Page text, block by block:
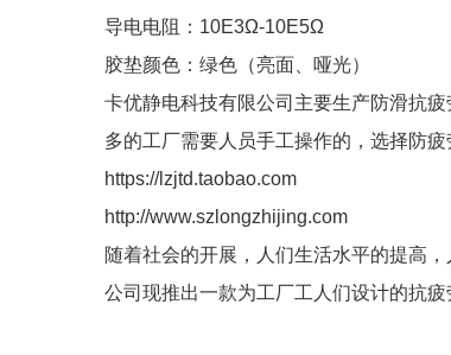
导电电阻：10E3Ω-10E5Ω
胶垫颜色：绿色（亮面、哑光）
卡优静电科技有限公司主要生产防滑抗
多的工厂需要人员手工操作的，选择防
https://lzjtd.taobao.com
http://www.szlongzhijing.com
随着社会的开展，人们生活水平的提高
公司现推出一款为工厂工人们设计的抗